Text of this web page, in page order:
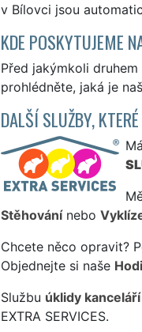
v Bílovci jsou
KDE POSKYTUJEME
Před jakýmkoli
prohlédněte, jaká je
DALŠÍ SLUŽBY,
Stěhovánínebo
Chcete něco opravit?
Objednejte si naše
Službu úklidy
EXTRA SERVICES.